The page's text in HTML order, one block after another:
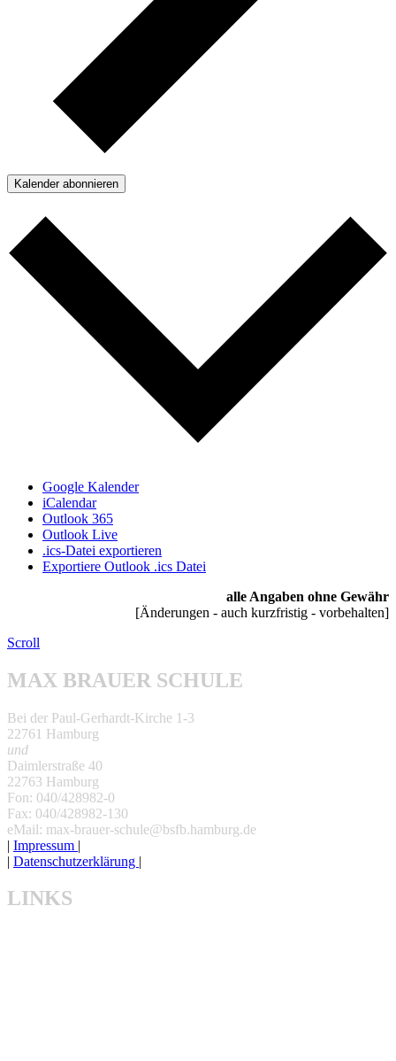
Kalender abonnieren
Google Kalender
iCalendar
Outlook 365
Outlook Live
.ics-Datei exportieren
Exportiere Outlook .ics Datei
alle Angaben ohne Gewähr
[Änderungen - auch kurzfristig - vorbehalten]
Scroll
MAX BRAUER SCHULE
Bei der Paul-Gerhardt-Kirche 1-3
22761 Hamburg
und
Daimlerstraße 40
22763 Hamburg
Fon: 040/428982-0
Fax: 040/428982-130
eMail: max-brauer-schule@bsfb.hamburg.de
| Impressum |
| Datenschutzerklärung |
LINKS